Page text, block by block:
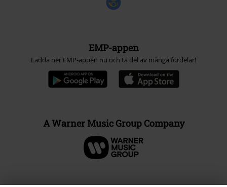
EMP-appen
Ladda ner EMP-appen nu och ta del av många fördelar!
A Warner Music Group Company